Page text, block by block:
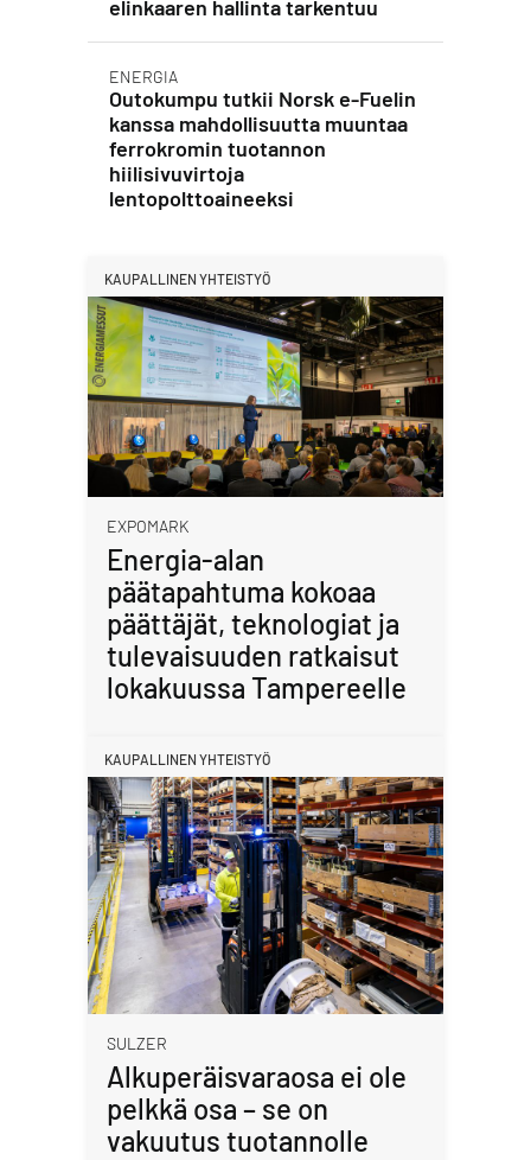
elinkaaren hallinta tarkentuu
ENERGIA
Outokumpu tutkii Norsk e-Fuelin
kanssa mahdollisuutta muuntaa
ferrokromin tuotannon
hiilisivuvirtoja
lentopolttoaineeksi
KAUPALLINEN YHTEISTYÖ
EXPOMARK
Energia-alan
päätapahtuma kokoaa
päättäjät, teknologiat ja
tulevaisuuden ratkaisut
lokakuussa Tampereelle
KAUPALLINEN YHTEISTYÖ
SULZER
Alkuperäisvaraosa ei ole
pelkkä osa – se on
vakuutus tuotannolle